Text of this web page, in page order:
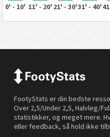
0' - 10' 11' - 20' 21' - 30'31' - 40'
FootyStats er din bedste
Over 2,5/Under 2,5, Halvleg/
statistikker, og meget mere.
eller feedback, så hold ikke